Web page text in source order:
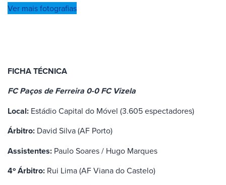
Ver mais fotografias
FICHA TÉCNICA
FC Paços de Ferreira 0-0 FC Vizela
Local: Estádio Capital do Móvel (3.605 espectadores)
Árbitro: David Silva (AF Porto)
Assistentes: Paulo Soares / Hugo Marques
4º Árbitro: Rui Lima (AF Viana do Castelo)